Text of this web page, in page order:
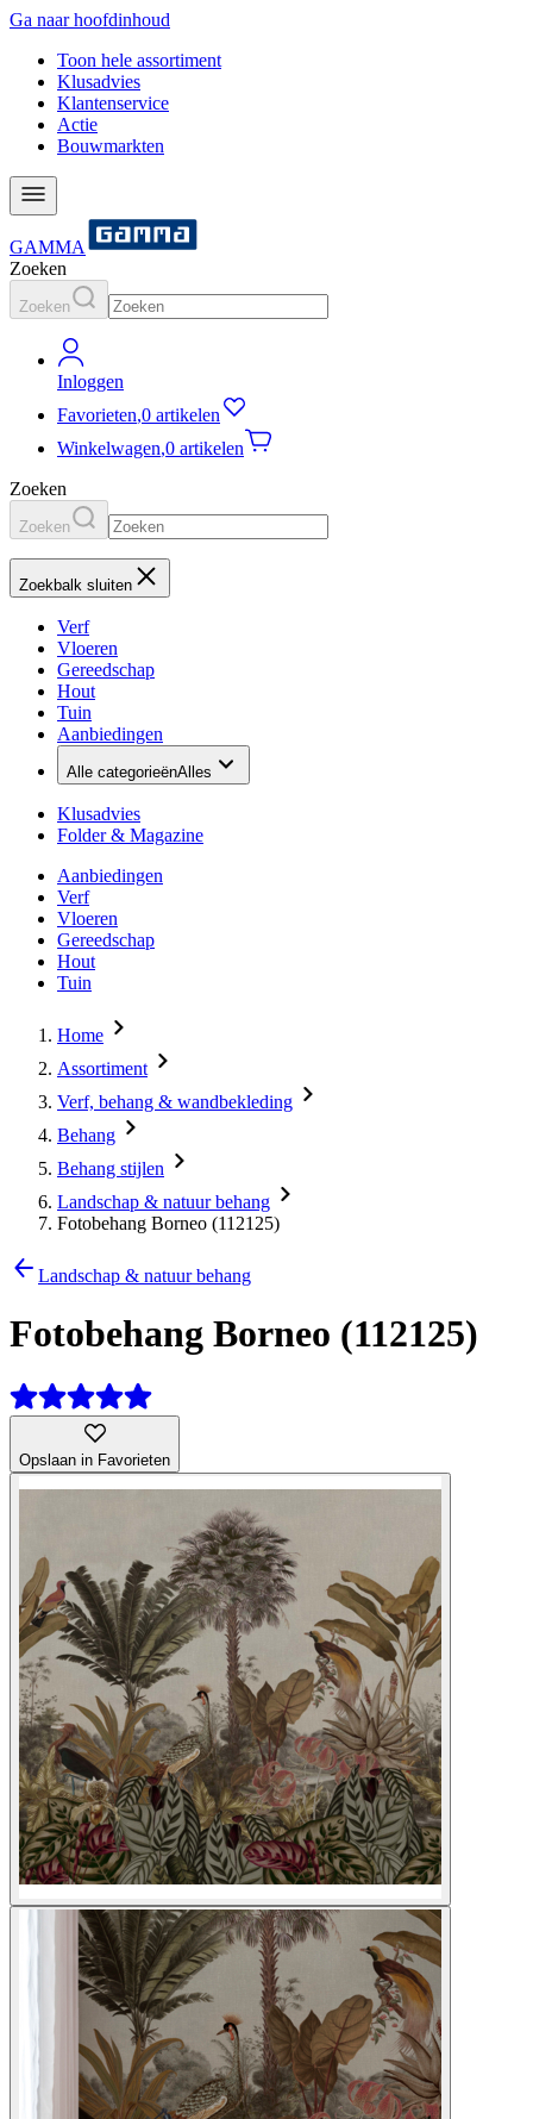
Ga naar hoofdinhoud
Toon hele assortiment
Klusadvies
Klantenservice
Actie
Bouwmarkten
GAMMA
Zoeken
Zoeken
Inloggen
Favorieten,0 artikelen
Winkelwagen,0 artikelen
Zoeken
Zoeken
Zoekbalk sluiten
Verf
Vloeren
Gereedschap
Hout
Tuin
Aanbiedingen
Alle categorieënAlles
Klusadvies
Folder & Magazine
Aanbiedingen
Verf
Vloeren
Gereedschap
Hout
Tuin
Home
Assortiment
Verf, behang & wandbekleding
Behang
Behang stijlen
Landschap & natuur behang
Fotobehang Borneo (112125)
Landschap & natuur behang
Fotobehang Borneo (112125)
Opslaan in Favorieten